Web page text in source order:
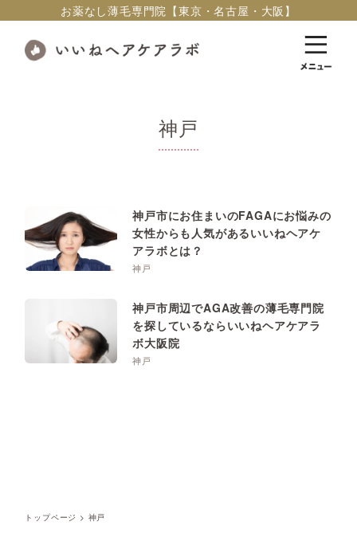
お薬なし薄毛専門院【東京・名古屋・大阪】
神戸
神戸市にお住まいのFAGAにお悩みの
女性からも人気があるいいねヘアケ
アラボとは？
神戸
神戸市周辺でAGA改善の薄毛専門院
を探しているならいいねヘアケアラ
ボ大阪院
神戸
トップページ > 神戸